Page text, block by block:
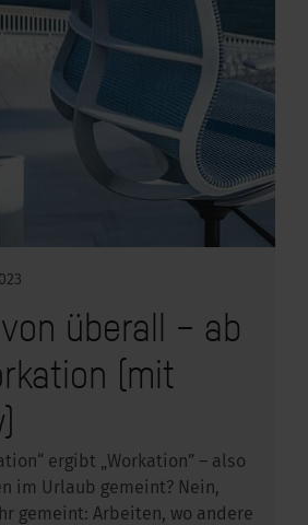
überall – ab
(mit
ergibt „Workation” – also
im Urlaub gemeint? Nein,
gemeint: Arbeiten, wo andere